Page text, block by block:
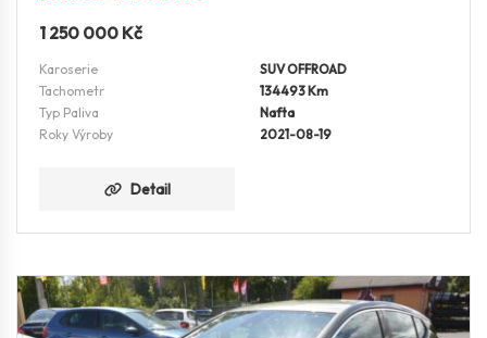
1 250 000 Kč
Karoserie
SUV OFFROAD
Tachometr
134493 Km
Typ Paliva
Nafta
Roky Výroby
2021-08-19
Detail